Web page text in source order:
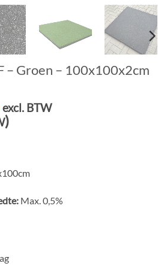
– Groen – 100x100x2cm
is:
excl. BTW
)
Max. 0,5%